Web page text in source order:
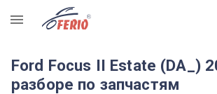
R
Ford Focus II Estate (DA_)
разборе по запчастям